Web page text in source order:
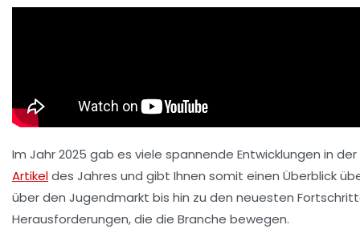
Im Jahr 2025 gab es viele spannende Entwicklungen in
Artikeldes Jahres und gibt Ihnen somit einen Überblick
über den Jugendmarkt bis hin zu den neuesten
Herausforderungen, die die Branche bewegen.